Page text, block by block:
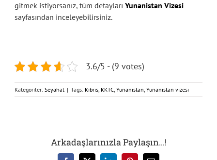
gitmek istiyorsanız, tüm detayları Yunanistan Vizesi
sayfasından inceleyebilirsiniz.
3.6/5 - (9 votes)
Kategoriler: Seyahat | Tags: Kıbrıs, KKTC, Yunanistan, Yunanistan vizesi
Arkadaşlarınızla Paylaşın...!